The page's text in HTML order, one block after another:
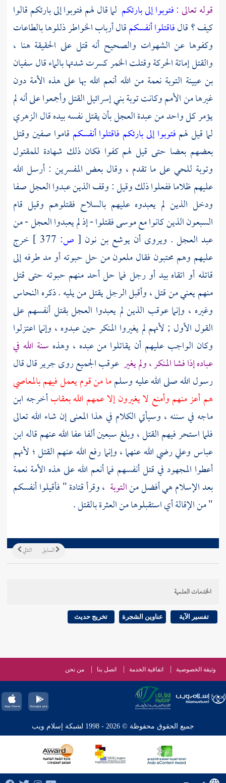
قوله تعالى :فتوبوا إلى بارئكم لما قال لهم فتوبوا إلى بارئكم قالوا
كيف ؟ قالفاقتلوا أنفسكمقال أرباب الخواطر ذللوها بالطاعات
وكفوها عن الشهوات والصحيح أنه قتل على الحقيقة هنا ،
والقتل إماتة الحركة وقتلت الخمر كسرت شدتها بالماء قالسفيان
بن عيينة التوبة نعمة من الله أنعم الله بها على هذه الأمة دون
غيرها من الأمم وكانت توبةبني إسرائيلالقتل وأجمعوا على أنه لم
يؤمر كل واحد من عبدة العجل بأن يقتل نفسه بيده قالالزهري
لما قيل لهمفتوبوا إلى بارئكم فاقتلوا أنفسكم قاموا صفين وقتل
بعضهم بعضا حتى قيل لهم كفوا فكان ذلك شهادة للمقتول
وتوبة للحي على ما تقدم ، وقال بعض المفسرين : أرسل الله
عليهم ظلاما ففعلوا ذلك وقيل : وقف الذين عبدوا العجل صفا
ودخل الذين لم يعبدوه عليهم بالسلاح فقتلوهم وقيل قام
السبعون الذين كانوا معموسىفقتلوا - إذ لم يعبدوا العجل - من
عبد العجل . ويروى أنيوشع بن نون [ ص:
خرج
عليهم وهم محتبون فقال ملعون من حل حبوته أو مد طرفه إلى
قاتله أو اتقاه بيد أو رجل فما حل أحد منهم حبوته حتى قتل
منهم يعني من قتل ، وأقبل الرجل يقتل من يليه . ذكرهالنحاس
وغيره ، وإنما عوقب الذين لم يعبدوا العجل بقتل أنفسهم على
القول الأول ; لأنهم لم يغيروا المنكر حين عبدوه ، وإنما اعتزلوا
وكان الواجب عليهم أن يقاتلوا من عبده ، وهذه سنة الله في
عباده إذا فشا المنكر ، ولم يغير عوقب الجميع روىجريرقال قال
رسول الله صلى الله عليه وسلمما من قوم يعمل فيهم بالمعاصي
هم أعز منهم وأمنع لا يغيرون إلا عمهم الله بعقابأخرجه ابن
ماجه في سننه ، وسيأتي الكلام في هذا المعنى إن شاء الله تعالى
فلما استحر فيهم القتل ، وبلغ سبعين ألفا عفا الله عنهم قالهابن
عباسوعلي رضي الله عنهما ، وإنما رفع الله عنهم القتل ؛ لأنهم
أعطوا المجهود في قتل أنفسهم فما أنعم الله على هذه الأمة نعمة
بعد الإسلام هي أفضل منالتوبة ، وقرأقتادة" فأقيلوا أنفسكم
" من الإقالة أي استقبلوها من العثرة بالقتل .
التالي السابق
الخدمات العلمية
تفسير الآية عناوين الشجرة تخريج حديث
وثيقة الخصوصية اتفاقية الخدمة اتصل بنا من نحن
جميع الحقوق محفوظة © 2026 - 1998 لشبكة إسلام ويب